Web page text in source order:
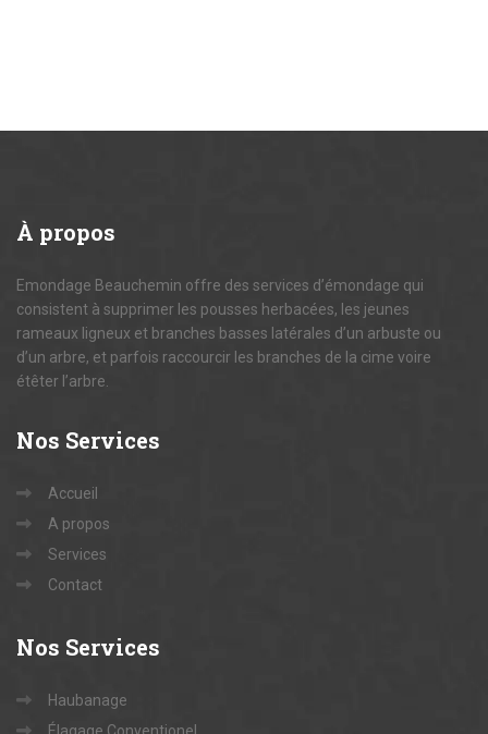
À propos
Emondage Beauchemin offre des services d’émondage qui
consistent à supprimer les pousses herbacées, les jeunes
rameaux ligneux et branches basses latérales d’un arbuste ou
d’un arbre, et parfois raccourcir les branches de la cime voire
étêter l’arbre.
Nos Services
Accueil
A propos
Services
Contact
Nos Services
Haubanage